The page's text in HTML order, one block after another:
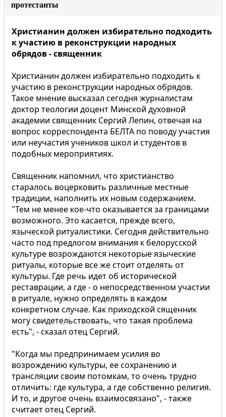
протестанты
Христианин должен избирательно подходить
к участию в реконструкции народных
обрядов - священник
Христианин должен избирательно подходить к
участию в реконструкции народных обрядов.
Такое мнение высказал сегодня журналистам
доктор теологии доцент Минской духовной
академии священник Сергий Лепин, отвечая на
вопрос корреспондента БЕЛТА по поводу участия
или неучастия учеников школ и студентов в
подобных мероприятиях.
Священник напомнил, что христианство
старалось воцерковить различные местные
традиции, наполнить их новым содержанием.
"Тем не менее кое-что оказывается за границами
возможного. Это касается, прежде всего,
языческой ритуалистики. Сегодня действительно
часто под предлогом внимания к белорусской
культуре возрождаются некоторые языческие
ритуалы, которые все же стоит отделять от
культуры. Где речь идет об исторической
реставрации, а где - о непосредственном участии
в ритуале, нужно определять в каждом
конкретном случае. Как приходской сященник
могу свидетельствовать, что такая проблема
есть", - сказал отец Сергий.
"Когда мы предпринимаем усилия во
возрождению культуры, ее сохранению и
трансляции своим потомкам, то очень трудно
отличить: где культура, а где собственно религия.
И то, и другое очень взаимосвязано", - также
считает отец Сергий.